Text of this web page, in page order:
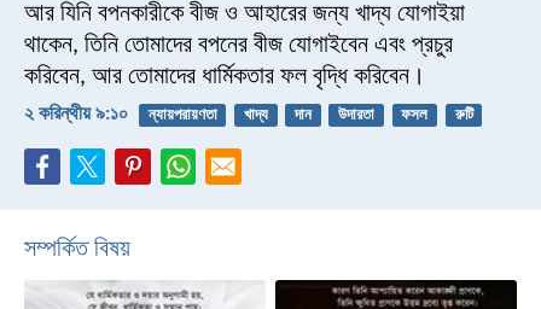
আর যিনি বপনকারীকে বীজ ও আহারের জন্য খাদ্য যোগাইয়া
থাকেন, তিনি তোমাদের বপনের বীজ যোগাইবেন এবং প্রচুর
করিবেন, আর তোমাদের ধার্মিকতার ফল বৃদ্ধি করিবেন।
২ করিন্থীয় ৯:১০ ন্যায়পরায়ণতা খাদ্য দান উদারতা ফসল রুটি
সম্পর্কিত বিষয়